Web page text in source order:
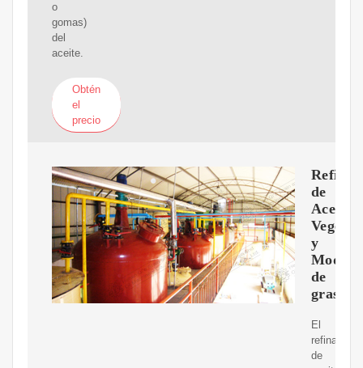
o
gomas)
del
aceite.
Obtén
el
precio
de
Aceite
Vegetal
y
de
grasas
El
refinado
de